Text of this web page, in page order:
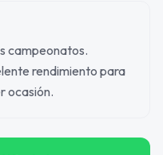
campeonatos.
rendimiento para
ocasión.